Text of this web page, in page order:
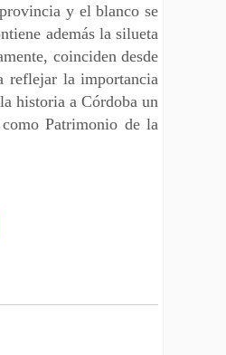
y el blanco se
además la silueta
coinciden desde
reflejar la importancia
historia a Córdoba un
Patrimonio de la